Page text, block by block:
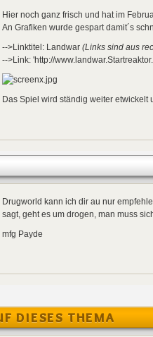
Hier noch ganz frisch und hat im
An Grafiken wurde gespart damit´s
-->Linktitel: Landwar (Links sind aus
-->Link: 'http://
Das Spiel wird ständig weiter etwickelt
Drugworld kann ich dir au nur
sagt, geht es um drogen, man muss
mfg Payde
DIESES THEMA